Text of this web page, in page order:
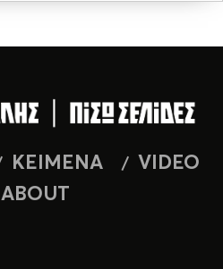
ΚΕΙΜΕΝΑ
VIDEO
ABOUT